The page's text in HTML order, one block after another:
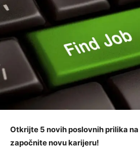
Otkrijte 5 novih poslovnih prilika na
započnite novu karijeru!